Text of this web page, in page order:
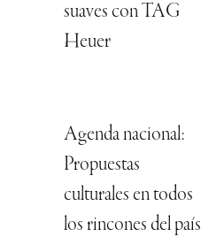
suaves con TAG
Heuer
Agenda nacional:
Propuestas
culturales en todos
los rincones del país